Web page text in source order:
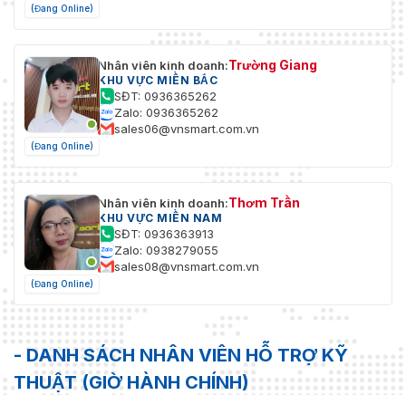
(Đang Online)
(Đang Online)
Nhân viên kinh doanh:Trường Giang
KHU VỰC MIỀN BẮC
SĐT: 0936365262
Zalo: 0936365262
sales06@vnsmart.com.vn
(Đang Online)
Nhân viên kinh doanh:Thơm Trần
KHU VỰC MIỀN NAM
SĐT: 0936363913
Zalo: 0938279055
sales08@vnsmart.com.vn
- DANH SÁCH NHÂN VIÊN HỖ TRỢ KỸ
THUẬT (GIỜ HÀNH CHÍNH)